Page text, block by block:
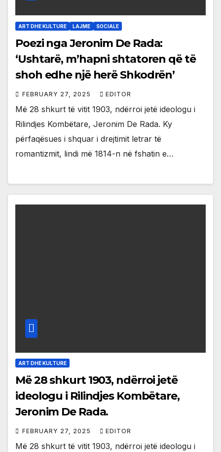
ART DHE KULTURE LAJME SOCIALE
Poezi nga Jeronim De Rada:
‘Ushtarë, m’hapni shtatoren që të
shoh edhe një herë Shkodrën’
FEBRUARY 27, 2025 EDITOR
Më 28 shkurt të vitit 1903, ndërroi jetë ideologu i
Rilindjes Kombëtare, Jeronim De Rada. Ky
përfaqësues i shquar i drejtimit letrar të
romantizmit, lindi më 1814-n në fshatin e…
ART DHE KULTURE
Më 28 shkurt 1903, ndërroi jetë
ideologu i Rilindjes Kombëtare,
Jeronim De Rada.
FEBRUARY 27, 2025 EDITOR
Më 28 shkurt të vitit 1903, ndërroi jetë ideologu i